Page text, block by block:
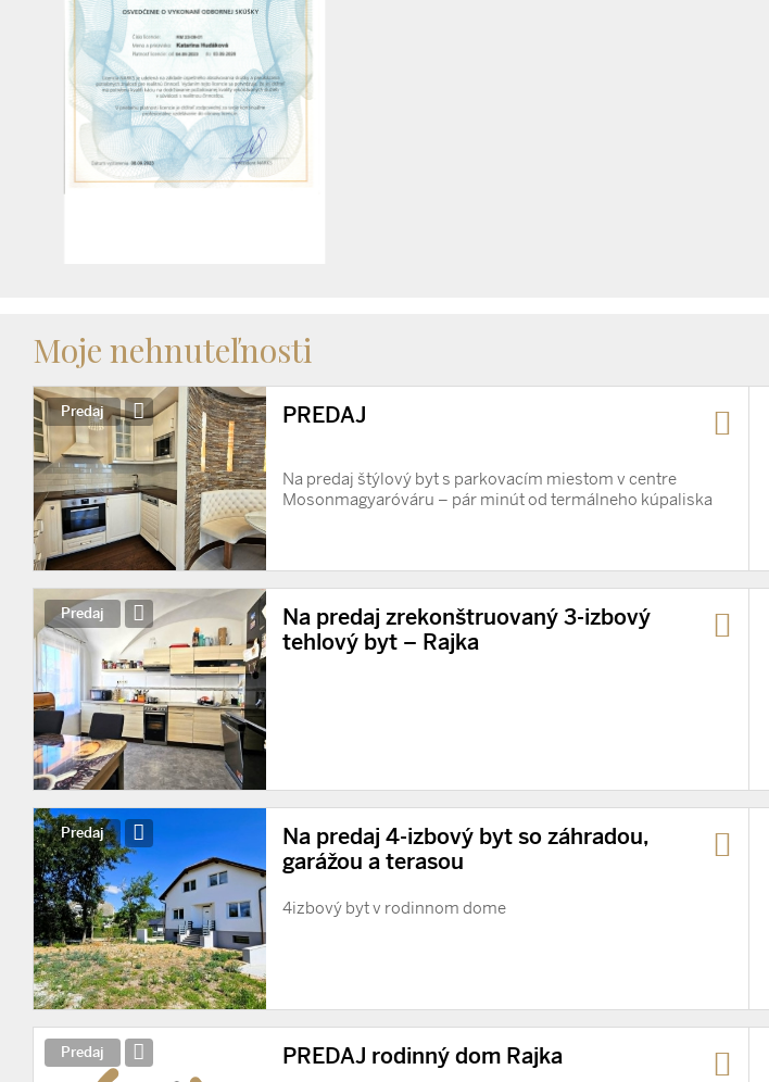
Moje nehnuteľnosti
Predaj PREDAJ
Na predaj štýlový byt s parkovacím miestom v centre
Mosonmagyaróváru – pár minút od termálneho kúpaliska
Predaj
Na predaj zrekonštruovaný 3-izbový
tehlový byt – Rajka
Predaj
Na predaj 4-izbový byt so záhradou,
garážou a terasou
4izbový byt v rodinnom dome
Predaj PREDAJ rodinný dom Rajka